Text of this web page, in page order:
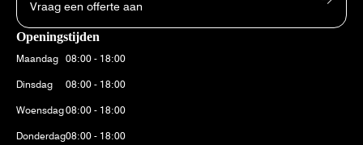
Vraag een offerte aan
Openingstijden
Maandag
Dinsdag
Woensdag
Donderdag
08:00 - 18:00
08:00 - 18:00
08:00 - 18:00
08:00 - 18:00